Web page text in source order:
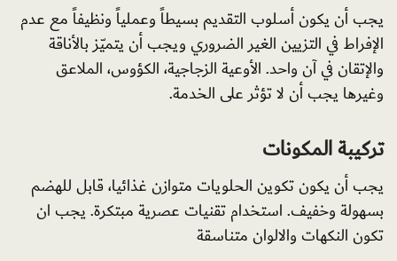
يجب أن يكون أسلوب التقديم بسيطاً وعملياً ونظيفاً مع عدم
الإفراط في التزيين الغير الضروري ويجب أن يتميّز بالأناقة
والإتقان في آن واحد. الأوعية الزجاجية، الكؤوس، الملاعق
وغيرها يجب أن لا تؤثر على الخدمة.
تركيبة المكونات
يجب أن يكون تكوين الحلويات متوازن غذائيا، قابل للهضم
بسهولة وخفيف. استخدام تقنيات عصرية مبتكرة. يجب ان
تكون النكهات والالوان متناسقة